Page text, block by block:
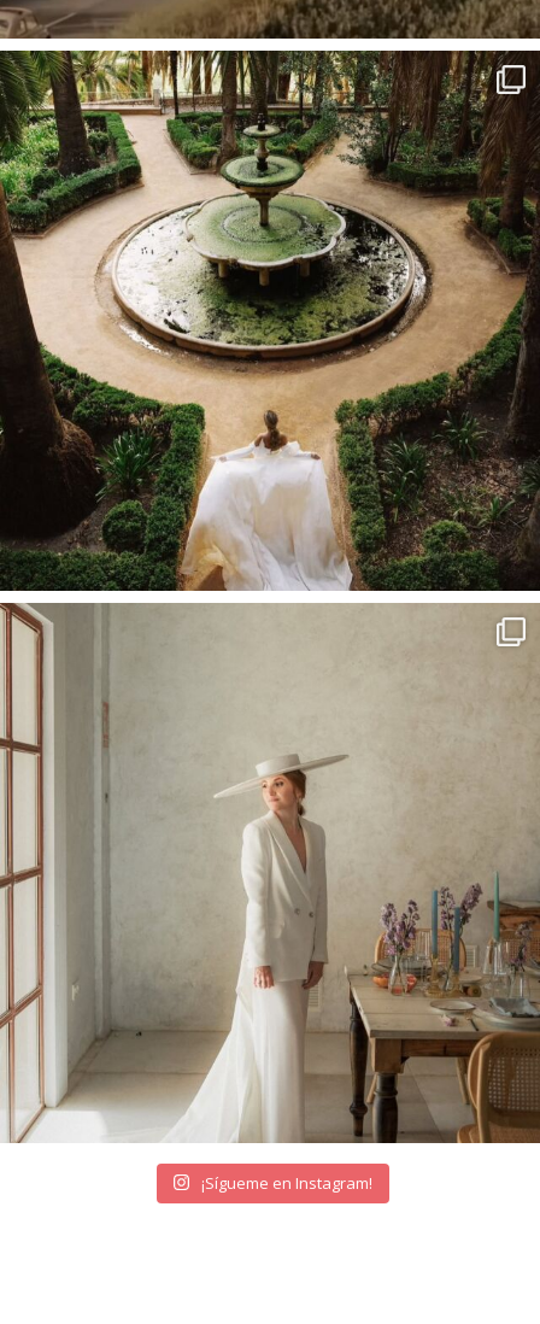
¡Sígueme en Instagram!